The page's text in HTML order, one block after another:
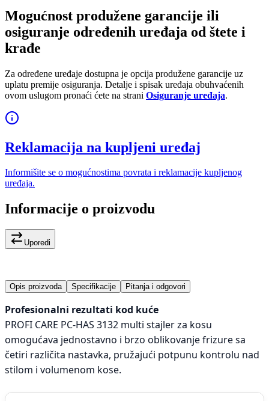
Mogućnost produžene garancije ili
osiguranje određenih uređaja od štete i
krađe
Za određene uređaje dostupna je opcija produžene garancije uz
uplatu premije osiguranja. Detalje i spisak uređaja obuhvaćenih
ovom uslugom pronaći ćete na strani Osiguranje uređaja.
Reklamacija na kupljeni uređaj
Informišite se o mogućnostima povrata i reklamacije kupljenog
uređaja.
Informacije o proizvodu
Uporedi
Opis proizvoda Specifikacije Pitanja i odgovori
Profesionalni rezultati kod kuće
PROFI CARE PC-HAS 3132 multi stajler za kosu
omogućava jednostavno i brzo oblikovanje frizure sa
četiri različita nastavka, pružajući potpunu kontrolu nad
stilom i volumenom kose.